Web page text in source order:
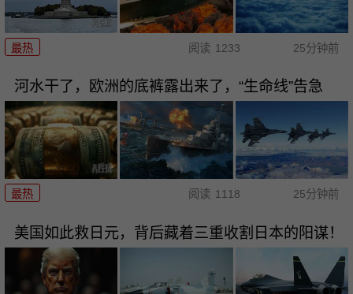
最热 阅读 1233 25分钟前
河水干了，欧洲的底裤露出来了，“生命线”告急
最热 阅读 1118 25分钟前
美国如此救日元，背后藏着三重收割日本的阳谋！